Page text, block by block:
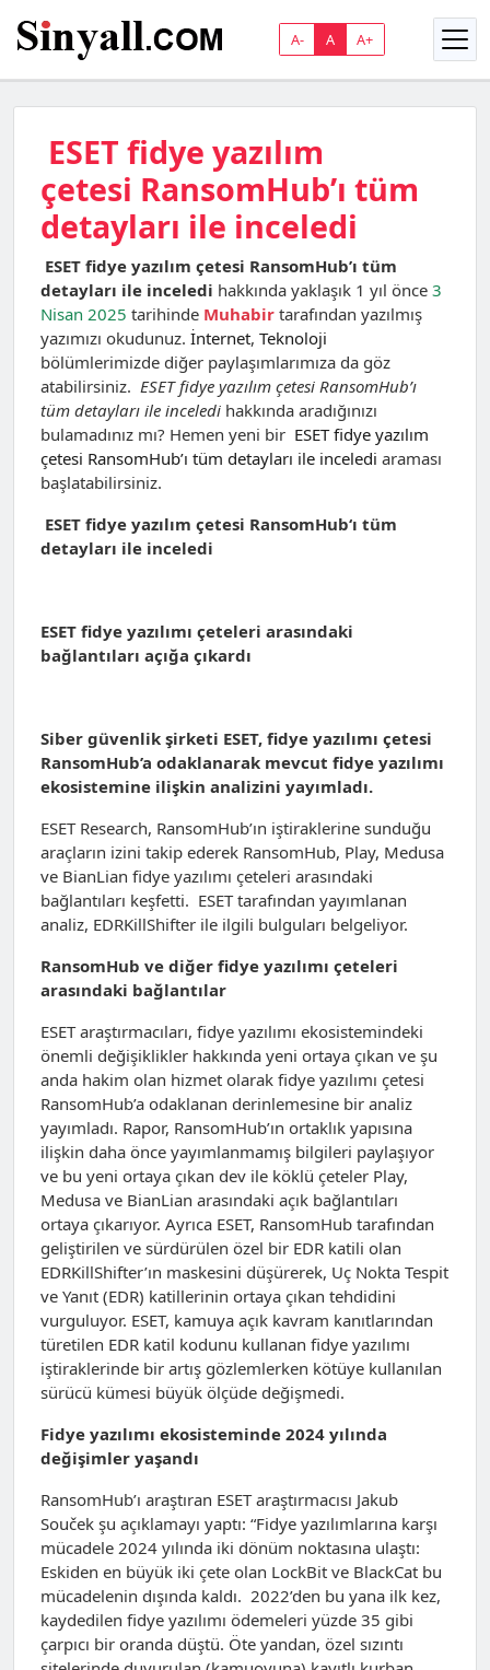
A- A A+
ESET fidye yazılım
çetesi RansomHub’ı tüm
detayları ile inceledi
ESET fidye yazılım çetesi RansomHub’ı tüm
detayları ile inceledi hakkında yaklaşık 1 yıl önce 3
Nisan 2025 tarihinde Muhabir tarafından yazılmış
yazımızı okudunuz. İnternet, Teknoloji
bölümlerimizde diğer paylaşımlarımıza da göz
atabilirsiniz. ESET fidye yazılım çetesi RansomHub’ı
tüm detayları ile inceledi hakkında aradığınızı
bulamadınız mı? Hemen yeni bir ESET fidye yazılım
çetesi RansomHub’ı tüm detayları ile inceledi araması
başlatabilirsiniz.
ESET fidye yazılım çetesi RansomHub‘ı tüm
detayları ile inceledi
ESET fidye yazılımı çeteleri arasındaki
bağlantıları açığa çıkardı
Siber güvenlik şirketi ESET, fidye yazılımı çetesi
RansomHub’a odaklanarak mevcut fidye yazılımı
ekosistemine ilişkin analizini yayımladı.
ESET Research, RansomHub’ın iştiraklerine sunduğu
araçların izini takip ederek RansomHub, Play, Medusa
ve BianLian fidye yazılımı çeteleri arasındaki
bağlantıları keşfetti. ESET tarafından yayımlanan
analiz, EDRKillShifter ile ilgili bulguları belgeliyor.
RansomHub ve diğer fidye yazılımı çeteleri
arasındaki bağlantılar
ESET araştırmacıları, fidye yazılımı ekosistemindeki
önemli değişiklikler hakkında yeni ortaya çıkan ve şu
anda hakim olan hizmet olarak fidye yazılımı çetesi
RansomHub’a odaklanan derinlemesine bir analiz
yayımladı. Rapor, RansomHub’ın ortaklık yapısına
ilişkin daha önce yayımlanmamış bilgileri paylaşıyor
ve bu yeni ortaya çıkan dev ile köklü çeteler Play,
Medusa ve BianLian arasındaki açık bağlantıları
ortaya çıkarıyor. Ayrıca ESET, RansomHub tarafından
geliştirilen ve sürdürülen özel bir EDR katili olan
EDRKillShifter’ın maskesini düşürerek, Uç Nokta Tespit
ve Yanıt (EDR) katillerinin ortaya çıkan tehdidini
vurguluyor. ESET, kamuya açık kavram kanıtlarından
türetilen EDR katil kodunu kullanan fidye yazılımı
iştiraklerinde bir artış gözlemlerken kötüye kullanılan
sürücü kümesi büyük ölçüde değişmedi.
Fidye yazılımı ekosisteminde 2024 yılında
değişimler yaşandı
RansomHub’ı araştıran ESET araştırmacısı Jakub
Souček şu açıklamayı yaptı: “Fidye yazılımlarına karşı
mücadele 2024 yılında iki dönüm noktasına ulaştı:
Eskiden en büyük iki çete olan LockBit ve BlackCat bu
mücadelenin dışında kaldı. 2022’den bu yana ilk kez,
kaydedilen fidye yazılımı ödemeleri yüzde 35 gibi
çarpıcı bir oranda düştü. Öte yandan, özel sızıntı